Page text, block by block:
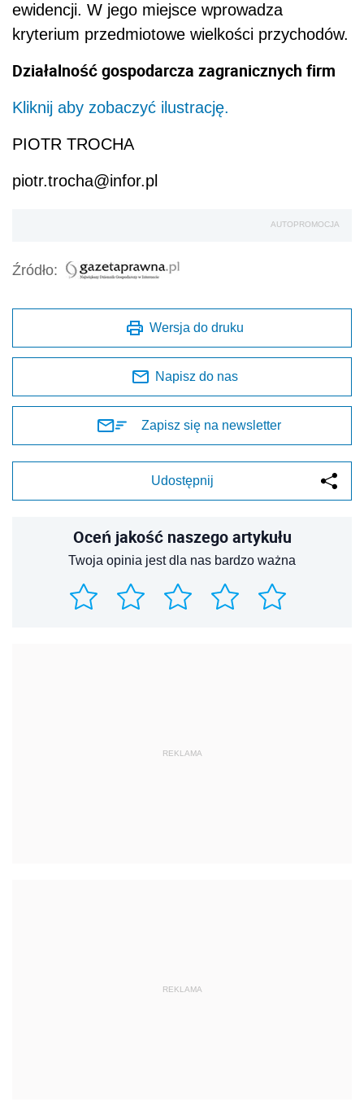
ewidencji. W jego miejsce wprowadza
kryterium przedmiotowe wielkości przychodów.
Działalność gospodarcza zagranicznych firm
Kliknij aby zobaczyć ilustrację.
PIOTR TROCHA
piotr.trocha@infor.pl
AUTOPROMOCJA
Źródło:
Wersja do druku
Napisz do nas
Zapisz się na newsletter
Udostępnij
Oceń jakość naszego artykułu
Twoja opinia jest dla nas bardzo ważna
REKLAMA
REKLAMA